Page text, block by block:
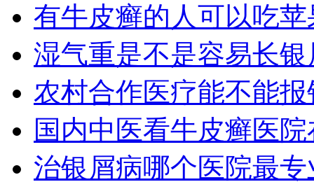
有牛皮癣的人可以吃
湿气重是不是容易长银
农村合作医疗能不能
国内中医看牛皮癣医
治银屑病哪个医院最专